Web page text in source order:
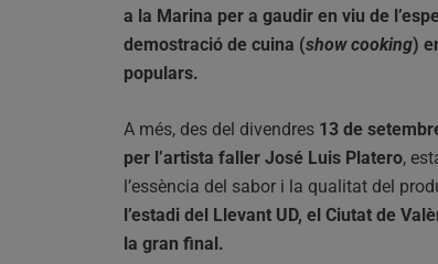
a la Marina per a gaudir en viu de
demostració de cuina (show cooking)
populars.
A més, des del divendres 13 de
per l’artista faller José Luis Platero,
l’essència del sabor i la qualitat del
l’estadi del Llevant UD, el Ciutat de
la gran final.